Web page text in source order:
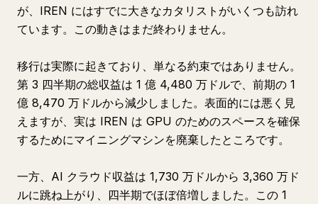
が、IREN にはすでに大きなカタリストがいくつも訪れ
ています。この動きはまだ終わりません。
移行は実際に起きており、単なる約束ではありません。
第 3 四半期の総収益は 1 億 4,480 万ドルで、前期の 1
億 8,470 万ドルから減少しました。表面的には悪く見
えますが、実は IREN は GPU のためのスペースを確保
するためにマイニングマシンを廃棄したところです。
一方、AI クラウド収益は 1,730 万ドルから 3,360 万ド
ルに跳ね上がり、四半期でほぼ倍増しました。この 1